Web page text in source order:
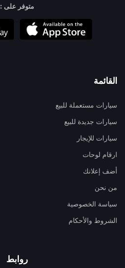
متوفر على :
القائمة
سيارات مستعملة للبيع
سيارات جديدة للبيع
سيارات للإيجار
ارقام لوحات
أضف إعلانك
من نحن
سياسة الخصوصية
الشروط والأحكام
روابط